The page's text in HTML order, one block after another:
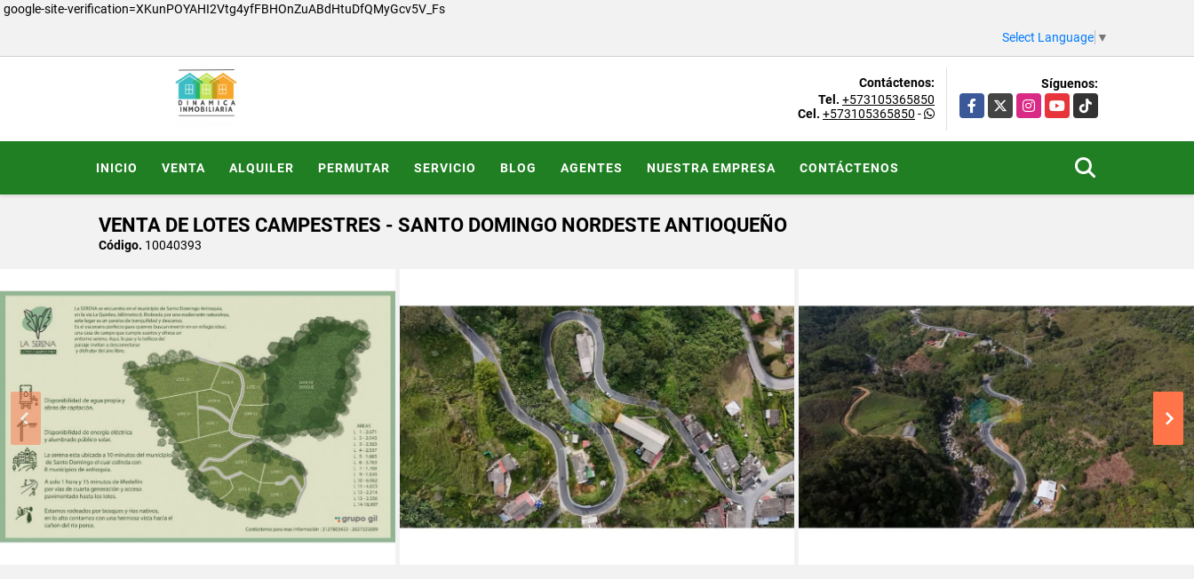
google-site-verification=XKunPOYAHI2Vtg4yfFBHOnZuABdHtuDfQMyGcv5V_Fs
Select Language ▼
Contáctenos:
Tel. +573105365850
Cel. +573105365850 -
Síguenos:
Facebook
X InstagramYouTubeTikTok
INICIO VENTA ALQUILER PERMUTAR SERVICIO BLOG AGENTES NUESTRA EMPRESA CONTÁCTENOS
VENTA DE LOTES CAMPESTRES - SANTO DOMINGO NORDESTE ANTIOQUEÑO
Código. 10040393